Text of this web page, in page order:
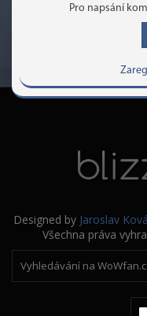
Pro napsání
Designed by Jaroslav
Všechna práva